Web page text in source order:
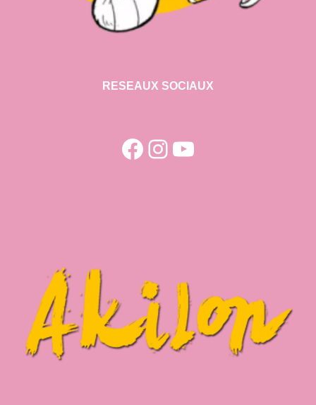
RESEAUX SOCIAUX
Facebook
Instagram
YouTube